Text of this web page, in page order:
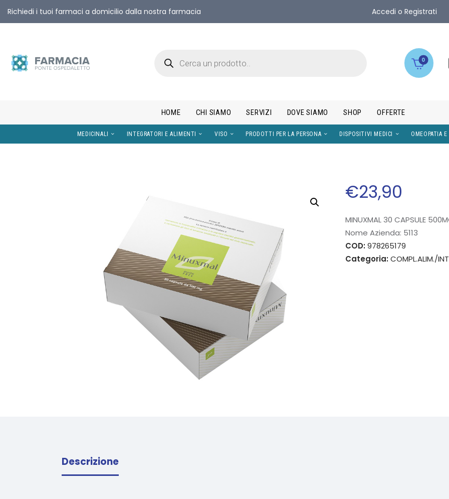
Richiedi i tuoi farmaci a domicilio dalla nostra farmacia Accedi o Registrati
0
HOME CHI SIAMO SERVIZI DOVE SIAMO SHOP OFFERTE
€23,90
MINUXMAL 30 CAPSULE
Nome Azienda: 5113
COD:978265179
Categoria:COMPL.ALIM./
Descrizione